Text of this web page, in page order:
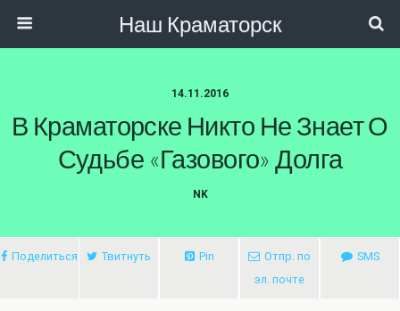
Наш Краматорск
14.11.2016
В Краматорске Никто Не Знает О
Судьбе «газового» Долга
NK
Поделиться Твитнуть Pin
Отпр. по
эл. почте
SMS